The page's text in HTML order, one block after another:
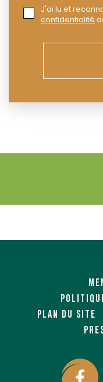
J'ai lu et
confidentialité
PLAN DU SITE